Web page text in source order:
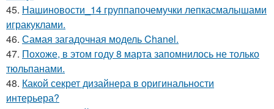
45. Нашиновости_14 группапочемучки лепкасмалышами
игракуклами.
46. Самая загадочная модель Chanel.
47. Похоже, в этом году 8 марта запомнилось не только
тюльпанами.
48. Какой секрет дизайнера в оригинальности
интерьера?